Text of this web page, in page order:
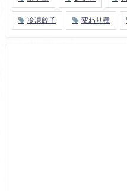
冷凍餃子 変わり種